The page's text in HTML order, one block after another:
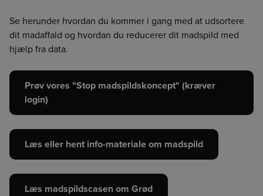
Se herunder hvordan du kommer i gang med at udsortere
dit madaffald og hvordan du reducerer dit madspild med
hjælp fra data.
Prøv vores "Stop madspildskoncept" (kræver
login)
Læs eller hent info-materiale om madspild
Læs madspildscasen om Grød